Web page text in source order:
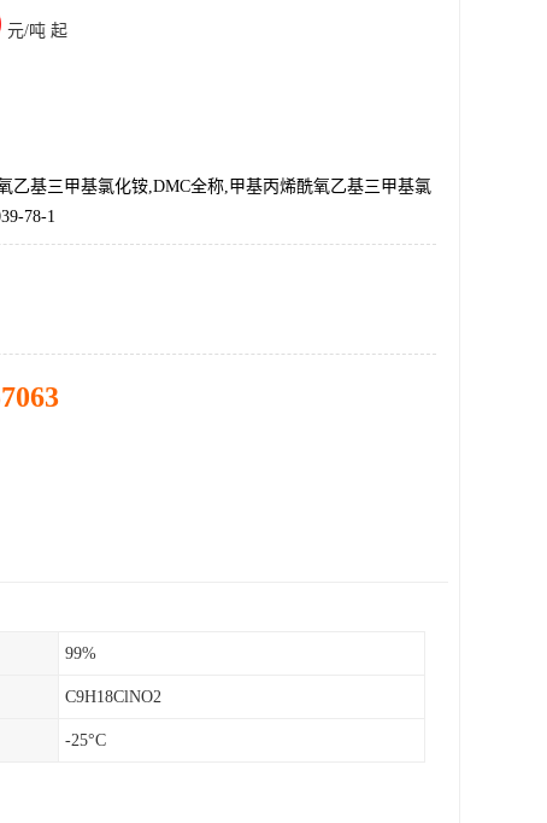
元/吨 起
乙基三甲基氯化铵,DMC全称,甲基丙烯酰氧乙基三甲基氯
78-1
99%
C9H18ClNO2
-25°C